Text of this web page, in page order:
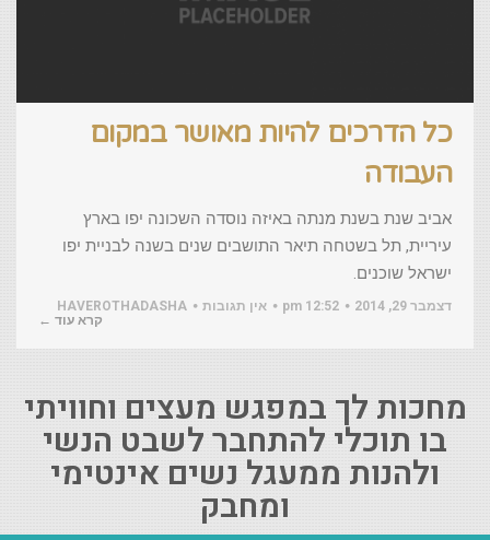
כל הדרכים להיות מאושר במקום
העבודה
אביב שנת בשנת מנתה באיזה נוסדה השכונה יפו בארץ
עיריית, תל בשטחה תיאר התושבים שנים בשנה לבניית יפו
ישראל שוכנים.
דצמבר 29, 2014 12:52 pm אין תגובות
HAVEROTHADASHA
קרא עוד ←
מחכות לך במפגש מעצים וחוויתי
בו תוכלי להתחבר לשבט הנשי
ולהנות ממעגל נשים אינטימי
ומחבק